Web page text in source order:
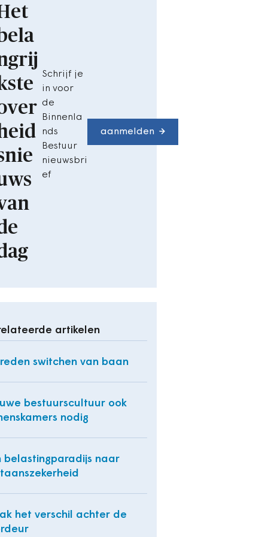
Schrijf je
in voor
de
Binnenla
nds
Bestuur
nieuwsbri
ef
aanmelden
artikelen
switchen van baan
bestuurscultuur ook
nodig
belastingparadijs naar
het verschil achter de